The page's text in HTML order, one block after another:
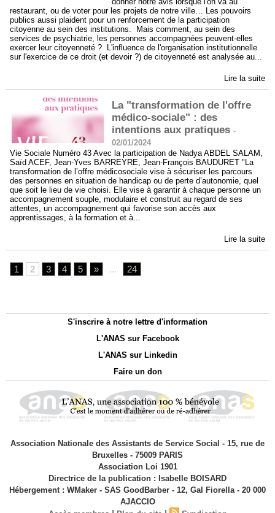
restaurant, ou de voter pour les projets de notre ville… Les pouvoirs
publics aussi plaident pour un renforcement de la participation
citoyenne au sein des institutions. Mais comment, au sein des
services de psychiatrie, les personnes accompagnées peuvent-elles
exercer leur citoyenneté ? L'influence de l'organisation institutionnelle
sur l'exercice de ce droit (et devoir ?) de citoyenneté est analysée au...
Lire la suite
La "transformation de l'offre
médico-sociale" : des
intentions aux pratiques -
02/01/2024
Vie Sociale Numéro 43 Avec la participation de Nadya ABDEL SALAM,
Saïd ACEF, Jean-Yves BARREYRE, Jean-François BAUDURET "La
transformation de l’offre médicosociale vise à sécuriser les parcours
des personnes en situation de handicap ou de perte d’autonomie, quel
que soit le lieu de vie choisi. Elle vise à garantir à chaque personne un
accompagnement souple, modulaire et construit au regard de ses
attentes, un accompagnement qui favorise son accès aux
apprentissages, à la formation et à...
Lire la suite
1 2 3 4 5 » ... 24
S'inscrire à notre lettre d'information
L'ANAS sur Facebook
L'ANAS sur Linkedin
Faire un don
Association Nationale des Assistants de Service Social - 15, rue de
Bruxelles - 75009 PARIS
Association Loi 1901
Directrice de la publication : Isabelle BOISARD
Hébergement : WMaker - SAS GoodBarber - 12, Gal Fiorella - 20 000
AJACCIO